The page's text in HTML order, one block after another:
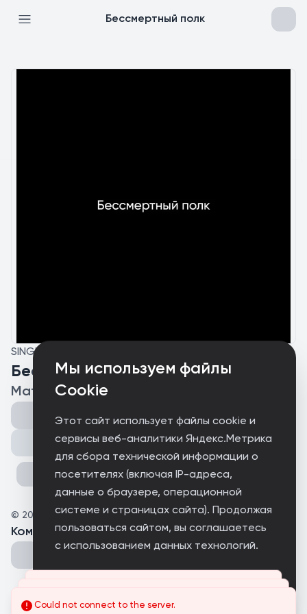
Мы используем файлы
Cookie
Этот сайт использует файлы cookie и
сервисы веб-аналитики Яндекс.Метрика
для сбора технической информации о
посетителях (включая IP-адреса,
данные о браузере, операционной
системе и страницах сайта). Продолжая
пользоваться сайтом, вы соглашаетесь
с использованием данных технологий.
Бессмертный полк
SINGLE
Бессмертный полк
Матрена Филипповна
Поделиться
© 2025 Матрена Филипповна
Комментарии(0 )
Could not connect to the server.